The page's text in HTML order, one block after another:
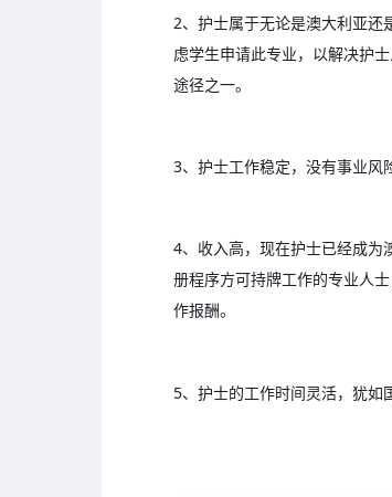
2、护士属于无论是澳大利亚还
虑学生申请此专业，以解决护
途径之一。
3、护士工作稳定，没有事业风
4、收入高，现在护士已经成为
册程序方可持牌工作的专业人
作报酬。
5、护士的工作时间灵活，犹如